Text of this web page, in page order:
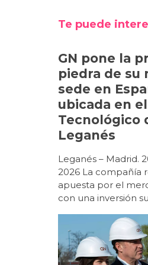
Te puede
GN pone la
piedra de su
sede en
ubicada en
Tecnológico
Leganés
Leganés – Madrid.
2026 La compañía
apuesta por el
con una inversión
inteligente y
centro de
GN celebró ayer,